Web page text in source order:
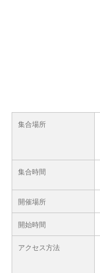
集合場所
集合時間
開催場所
開始時間
アクセス方法